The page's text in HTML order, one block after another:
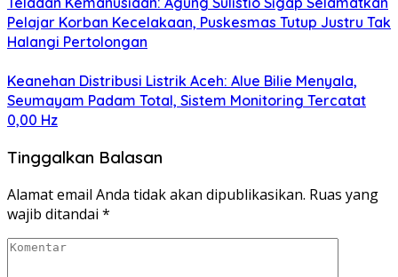
Pelajar Korban Kecelakaan, Puskesmas Tutup Justru Tak
Halangi Pertolongan
Keanehan Distribusi Listrik Aceh: Alue Bilie Menyala,
Seumayam Padam Total, Sistem Monitoring Tercatat
0,00 Hz
Tinggalkan Balasan
Alamat email Anda tidak akan dipublikasikan. Ruas yang
wajib ditandai *